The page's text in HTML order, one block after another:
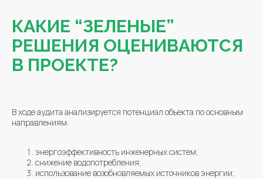
КАКИЕ “ЗЕЛЕНЫЕ”
РЕШЕНИЯ ОЦЕНИВАЮТСЯ
В ПРОЕКТЕ?
В ходе аудита анализируется потенциал объекта по основным
направлениям:
энергоэффективность инженерных систем;
снижение водопотребления;
использование возобновляемых источников энергии;